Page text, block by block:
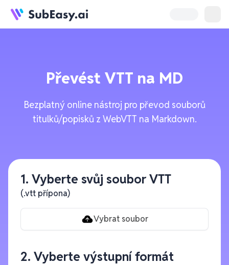
Převést VTT na MD
Bezplatný online nástroj pro převod souborů
titulků/popisků z WebVTT na Markdown.
1. Vyberte svůj soubor VTT
(.vtt přípona)
Vybrat soubor
2. Vyberte výstupní formát